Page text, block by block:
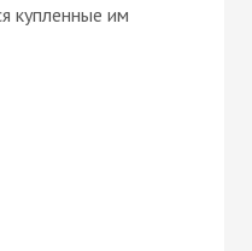
купленные им